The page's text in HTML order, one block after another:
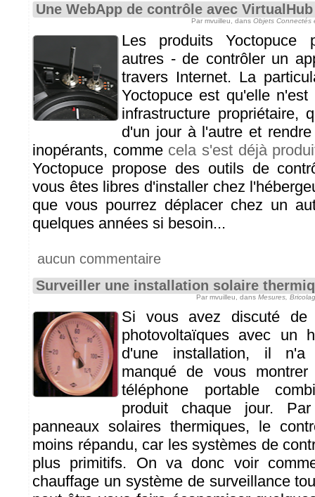
Une WebApp de contrôle avec
Par mvuilleu, dans Objets Connectés
Les produits Yoctopuce
autres - de contrôler un
travers Internet. La
Yoctopuce est qu'elle
infrastructure propriétaire,
d'un jour à l'autre et
inopérants, comme cela s'est déjà
Yoctopuce propose des outils de
vous êtes libres d'installer chez
que vous pourrez déplacer chez un
quelques années si besoin...
aucun commentaire
Surveiller une installation solaire
Par mvuilleu, dans Mesures,
Si vous avez discuté de
photovoltaïques avec un
d'une installation, il n'a
manqué de vous
téléphone portable
produit chaque jour.
panneaux solaires thermiques, le
moins répandu, car les systèmes de
plus primitifs. On va donc voir
chauffage un système de surveillance